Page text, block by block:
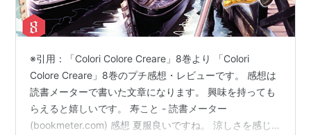
ックス版）
ISBN:4757500971『クレセントノイズ』〔4〕
ISBN:4757502753
『クレセントノイズ』〔5〕
ISBN:4757504535『クレセントノイズ』〔6〕
ISBN:4861270286
『夢空界』（マッグガーデン
版）
※引用：「Colori Colore Creare」8巻より 「Colori
Colore Creare」8巻のプチ感想・レビューです。 感想は
読書メーターで書いた文章になります。 興味を持っても
らえると嬉しいです。 寿こと - 読書メーター
(bookmeter.com) 感想 夏服良いですね。 涼しさを感じ